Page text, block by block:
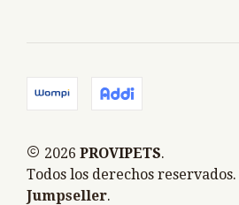
2026 PROVIPETS.
Todos los derechos reservados.
Jumpseller.